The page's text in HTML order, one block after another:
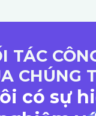
TÁC
CHÚNG
có sự